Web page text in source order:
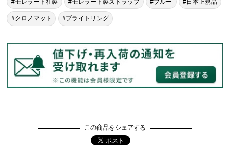
#モレラート社製 #モレラート製ストラップ #ブルー #日本正規品
#クロノマット #ブライトリング
この商品をシェアする